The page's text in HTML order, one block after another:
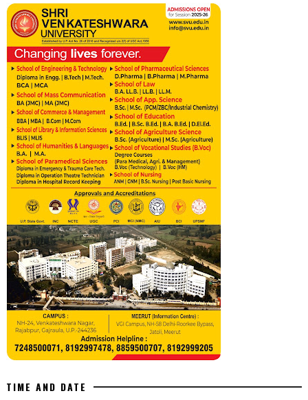
TIME AND DATE